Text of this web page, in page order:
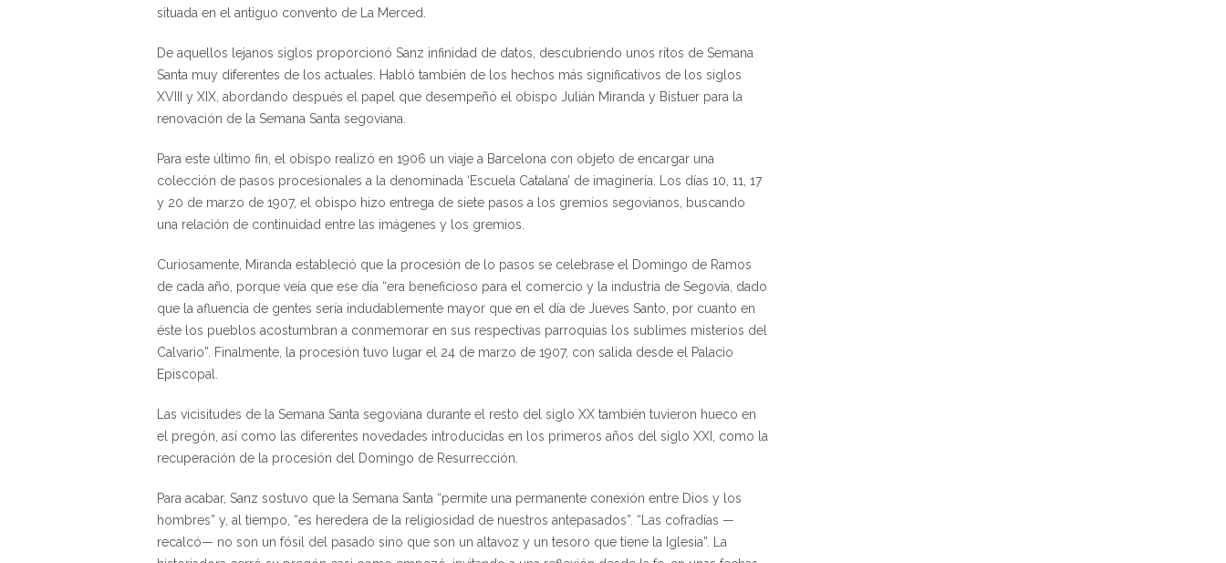
situada en el antiguo convento de La Merced.
De aquellos lejanos siglos proporcionó Sanz infinidad de datos, descubriendo unos ritos de Semana
Santa muy diferentes de los actuales. Habló también de los hechos más significativos de los siglos
XVIII y XIX, abordando después el papel que desempeñó el obispo Julián Miranda y Bistuer para la
renovación de la Semana Santa segoviana.
Para este último fin, el obispo realizó en 1906 un viaje a Barcelona con objeto de encargar una
colección de pasos procesionales a la denominada ‘Escuela Catalana’ de imaginería. Los días 10, 11, 17
y 20 de marzo de 1907, el obispo hizo entrega de siete pasos a los gremios segovianos, buscando
una relación de continuidad entre las imágenes y los gremios.
Curiosamente, Miranda estableció que la procesión de lo pasos se celebrase el Domingo de Ramos
de cada año, porque veía que ese día “era beneficioso para el comercio y la industria de Segovia, dado
que la afluencia de gentes sería indudablemente mayor que en el día de Jueves Santo, por cuanto en
éste los pueblos acostumbran a conmemorar en sus respectivas parroquias los sublimes misterios del
Calvario”. Finalmente, la procesión tuvo lugar el 24 de marzo de 1907, con salida desde el Palacio
Episcopal.
Las vicisitudes de la Semana Santa segoviana durante el resto del siglo XX también tuvieron hueco en
el pregón, así como las diferentes novedades introducidas en los primeros años del siglo XXI, como la
recuperación de la procesión del Domingo de Resurrección.
Para acabar, Sanz sostuvo que la Semana Santa “permite una permanente conexión entre Dios y los
hombres” y, al tiempo, “es heredera de la religiosidad de nuestros antepasados”. “Las cofradías —
recalcó— no son un fósil del pasado sino que son un altavoz y un tesoro que tiene la Iglesia”. La